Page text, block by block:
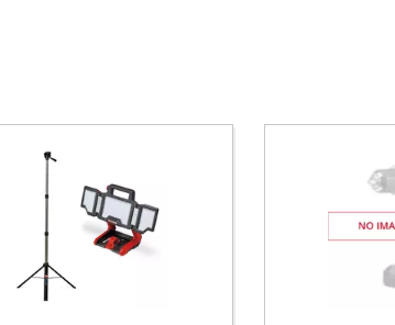
pily
pily
pily
Akumulátorové nůžky na živý plot
Benzínové nůžky na živý plot
Teleskopické nůžky na živý plot